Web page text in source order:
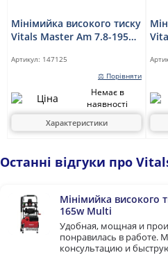
Мінімийка високого тиску
Vitals Master Am 7.8-195w
Артикул: 147125
⚖ Порівняти
Немає в
наявності
Характеристики
Останні відгуки про
Мінімийка високого
165w Multi
Удобная, мощная и
понравилась в работе.
консультацию и